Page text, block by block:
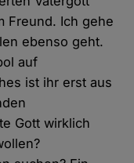
Freund. Ich gehe
ebenso geht.
auf
ist ihr erst aus
Gott wirklich